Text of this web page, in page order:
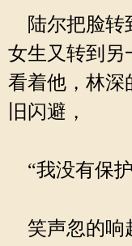
陆尔把脸转
女生又转到另
看着他，林深
旧闪避，
“我没有保
笑声忽的响